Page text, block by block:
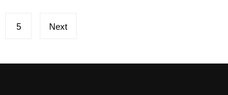
5 Next